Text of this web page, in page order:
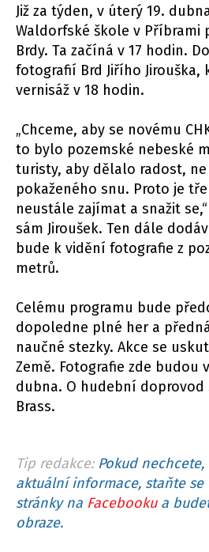
Již za týden, v úterý 19.
Waldorfské škole v Příbrami
Brdy. Ta začíná v 17 hodin.
fotografií Brd Jiřího
vernisáž v 18 hodin.
„Chceme, aby se novému
to bylo pozemské nebeské
turisty, aby dělalo radost, ne
pokaženého snu. Proto je
neustále zajímat a snažit
sám Jiroušek. Ten dále
bude k vidění fotografie z
metrů.
Celému programu bude
dopoledne plné her a
naučné stezky. Akce se
Země. Fotografie zde budou
dubna. O hudební doprovod
Brass.
Tip redakce: Pokud
aktuální informace, staňte se
stránky na Facebookua
obraze.